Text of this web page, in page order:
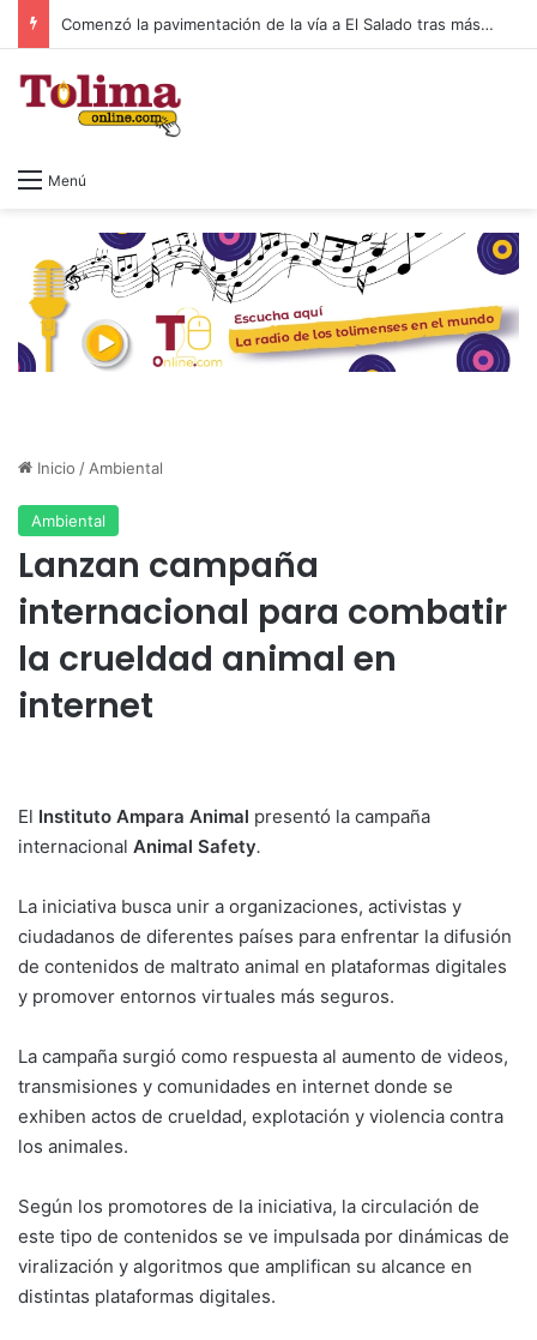
Comenzó la pavimentación de la vía a El Salado tras más de 20 años de espera
Menú
Inicio / Ambiental
Ambiental
Lanzan campaña
internacional para combatir
la crueldad animal en
internet
El Instituto Ampara Animal presentó la campaña
internacional Animal Safety.
La iniciativa busca unir a organizaciones, activistas y
ciudadanos de diferentes países para enfrentar la difusión
de contenidos de maltrato animal en plataformas digitales
y promover entornos virtuales más seguros.
La campaña surgió como respuesta al aumento de videos,
transmisiones y comunidades en internet donde se
exhiben actos de crueldad, explotación y violencia contra
los animales.
Según los promotores de la iniciativa, la circulación de
este tipo de contenidos se ve impulsada por dinámicas de
viralización y algoritmos que amplifican su alcance en
distintas plataformas digitales.